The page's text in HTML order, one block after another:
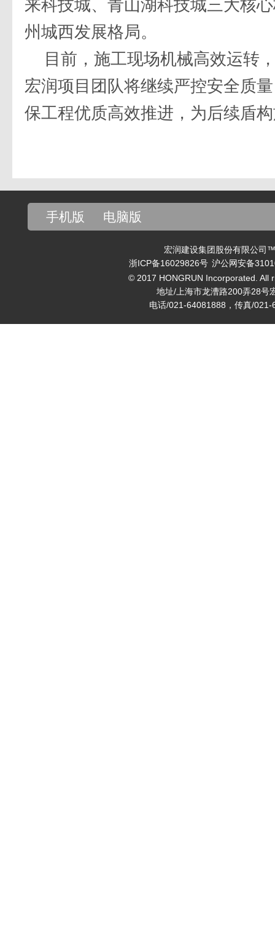
来科技城、青山湖科技城三大核
州城西发展格局。
目前，施工现场机械高效运转
宏润项目团队将继续严控安全质
保工程优质高效推进，为后续盾
手机版 电脑版
宏润建设集团股份有限公司
浙ICP备16029826号 沪公网安备
© 2017 HONGRUN Incorporated. All
地址/上海市龙漕路200弄28号
电话/021-64081888，传真/021-